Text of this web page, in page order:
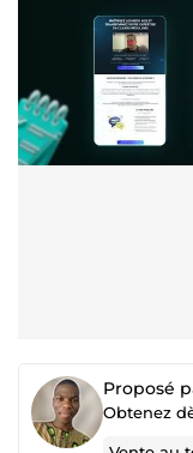
Proposé